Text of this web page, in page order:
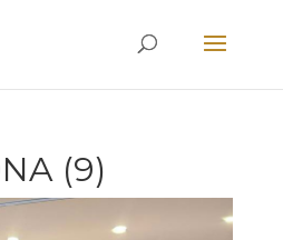
(9)